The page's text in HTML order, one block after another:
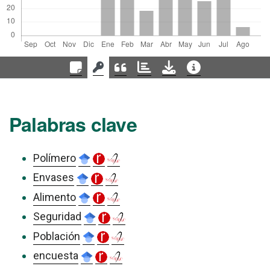
Palabras clave
Polímero
Envases
Alimento
Seguridad
Población
encuesta